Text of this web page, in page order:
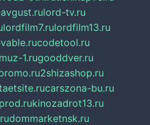
lord-tv.ru
lordfilm7.rulordfilm13.ru
codetool.ru
muz-1.rugooddver.ru
2shizashop.ru
carszona-bu.ru
kinozadrot13.ru
dommarketnsk.ru